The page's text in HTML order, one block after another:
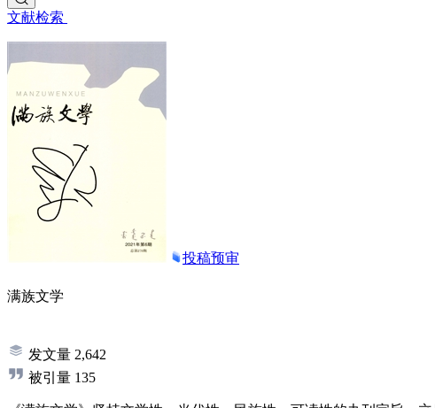
文献检索
投稿预审
满族文学
发文量 2,642
被引量 135